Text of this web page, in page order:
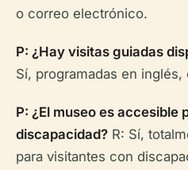
o correo electrónico.
P: ¿Hay visitas guiadas
Sí, programadas en
P: ¿El museo es accesible
discapacidad? R: Sí,
para visitantes con